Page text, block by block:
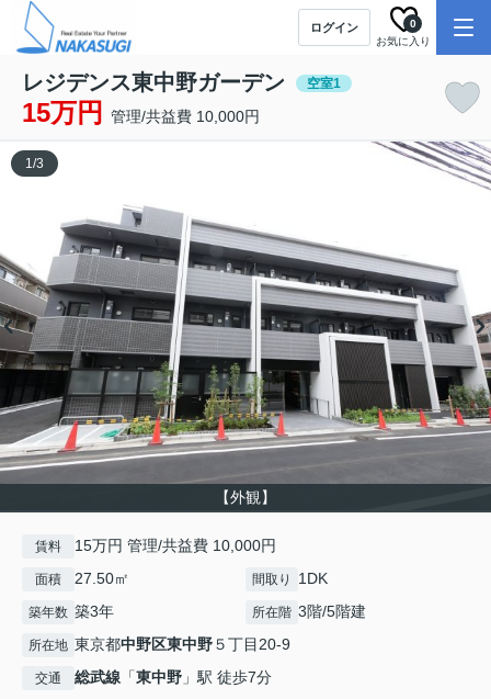
ログイン
お気に入り
0
レジデンス東中野ガーデン 空室1
15万円 管理/共益費 10,000円
【外観】
1/3
賃料 15万円 管理/共益費 10,000円
面積 27.50㎡ 間取り 1DK
築年数 築3年 所在階 3階/5階建
所在地 東京都中野区東中野５丁目20-9
交通 総武線 「東中野 」駅 徒歩7分